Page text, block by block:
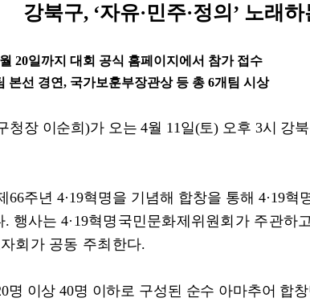
강북구, ‘자유·민주·정의 ’ 노래하
월 20일까지 대회 공식 홈페이지에서 참가 접수
본선 경연, 국가보훈부장관상 등 총 6개팀 시상
청장 이순희)가 오는4월 11일(토) 오후 3시 강
66주년 4·19혁명을 기념해 합창을 통해 4·19혁
. 행사는 4·19혁명국민문화제위원회가 주관하
회가 공동 주최한다.
명 이상40명 이하로 구성된 순수 아마추어 합창